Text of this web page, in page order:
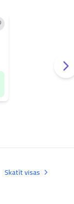
Skatīt visas